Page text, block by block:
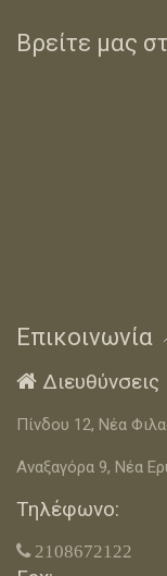
Βρείτε μας
Επικοινωνία

Πίνδου 12, Νέα
Αναξαγόρα 9, Νέα
Τηλέφωνο:
 2108672122